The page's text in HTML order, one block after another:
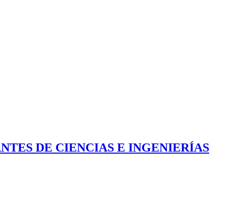
DE CIENCIAS E INGENIERÍAS